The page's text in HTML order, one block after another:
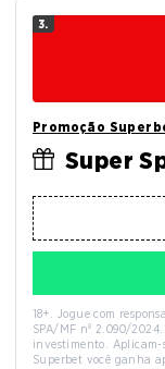
3.
Promoção
Super
18+. Jogue com
SPA/MF nº 2.090/
investimento. Aplicam-
Superbet você ganha